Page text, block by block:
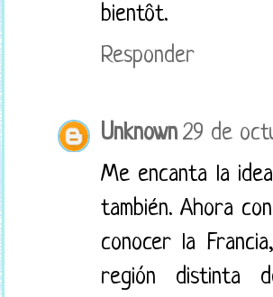
bientôt.
Responder
Unknown 29 de
Me encanta la
también. Ahora
conocer la
región distinta